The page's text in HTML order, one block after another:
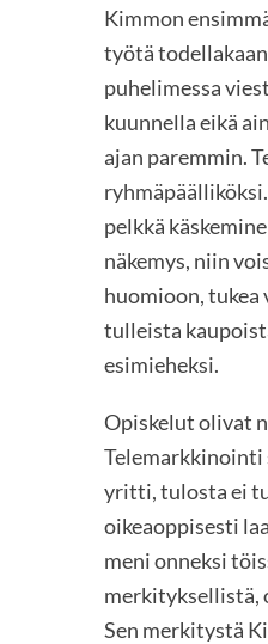
Kimmon
työtä
puhelimessa
kuunnella eikä
ajan paremmin.
pelkkä
näkemys, niin
huomioon, tukea
tulleista
esimieheksi.
Opiskelut olivat
Telemarkkinointi
yritti, tulosta ei
oikeaoppisesti
meni onneksi
merkityksellistä,
Sen merkitystä